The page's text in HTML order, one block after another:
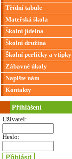
Třídní tabule
Mateřská škola
Školní jídelna
Školní družina
Školní perličky a vtípky
Zábavné úkoly
Napište nám
Kontakty
Přihlášení
Uživatel:
Heslo: